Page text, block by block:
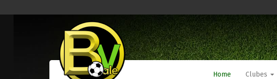
Home Clubes